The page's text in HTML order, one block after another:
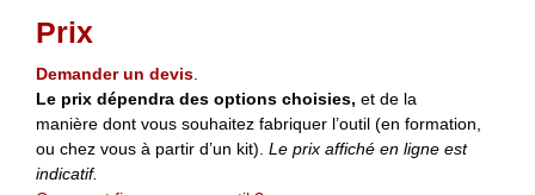
Prix
Demander un devis.
Le prix dépendra des options choisies, et de la
manière dont vous souhaitez fabriquer l’outil (en formation,
ou chez vous à partir d’un kit). Le prix affiché en ligne est
indicatif.